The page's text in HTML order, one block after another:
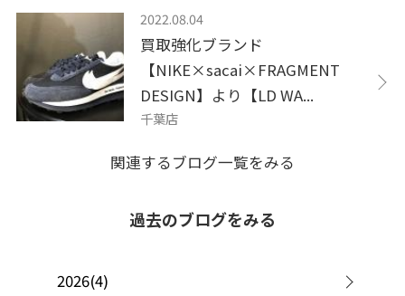
2022.08.04
買取強化ブランド
【NIKE×sacai×FRAGMENT
DESIGN】より【LD WA...
千葉店
関連するブログ一覧をみる
過去のブログをみる
2026(4)